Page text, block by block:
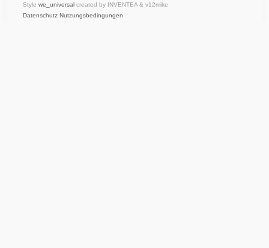
Style we_universalcreated by INVENTEA & v12mike
Datenschutz Nutzungsbedingungen